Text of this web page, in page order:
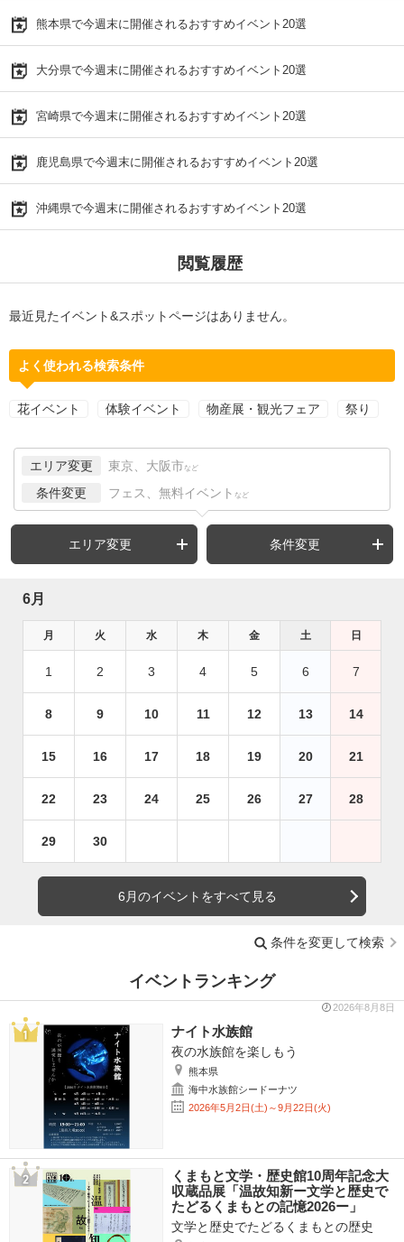
熊本県で今週末に開催されるおすすめイベント20選
大分県で今週末に開催されるおすすめイベント20選
宮崎県で今週末に開催されるおすすめイベント20選
鹿児島県で今週末に開催されるおすすめイベント20選
沖縄県で今週末に開催されるおすすめイベント20選
閲覧履歴
最近見たイベント&スポットページはありません。
よく使われる検索条件
花イベント 体験イベント 物産展・観光フェア 祭り
エリア変更 東京、大阪市 など
条件変更 フェス、無料イベント など
エリア変更 条件変更
6月
月 火 水 木 金 土 日
1 2 3 4 5 6 7
8 9 10 11 12 13 14
15 16 17 18 19 20 21
22 23 24 25 26 27 28
29 30
6月のイベントをすべて見る
条件を変更して検索
イベントランキング
2026年8月8日
ナイト水族館
夜の水族館を楽しもう
熊本県
海中水族館シードーナツ
2026年5月2日(土)～9月22日(火)
くまもと文学・歴史館10周年記念大
収蔵品展「温故知新ー文学と歴史で
たどるくまもとの記憶2026ー」
文学と歴史でたどるくまもとの歴史